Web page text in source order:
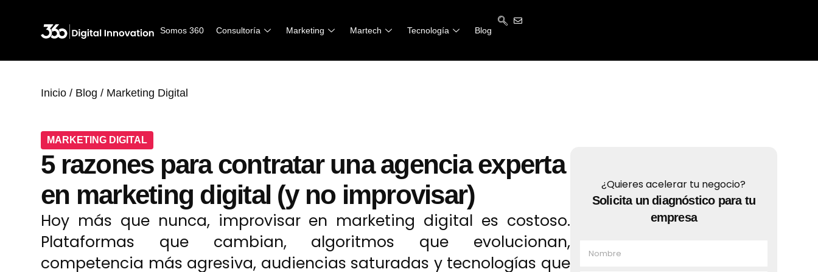
Somos 360 Consultoría Marketing Martech Tecnología Blog
Inicio / Blog / Marketing Digital
MARKETING DIGITAL
5 razones para contratar una agencia experta
en marketing digital (y no improvisar)
Hoy más que nunca, improvisar en marketing digital es costoso.
Plataformas que cambian, algoritmos que evolucionan,
competencia más agresiva, audiencias saturadas y tecnologías que
¿Quieres acelerar tu negocio?
Solicita un diagnóstico para tu
empresa